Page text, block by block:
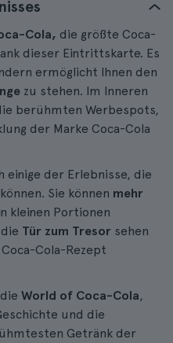
Cola, die größte Coca-
dieser Eintrittskarte. Es
ermöglicht Ihnen den
zu stehen. Im Inneren
berühmten Werbespots,
der Marke Coca-Cola
einige der Erlebnisse, die
Sie können mehr
kleinen Portionen
Tür zum Tresor sehen
Cola-Rezept
World of Coca-Cola,
und die
Getränk der